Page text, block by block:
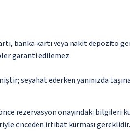
banka kartı veya nakit depozito
garanti edilemez
seyahat ederken yanınızda
rezervasyon onayındaki bilgileri
önceden irtibat kurması